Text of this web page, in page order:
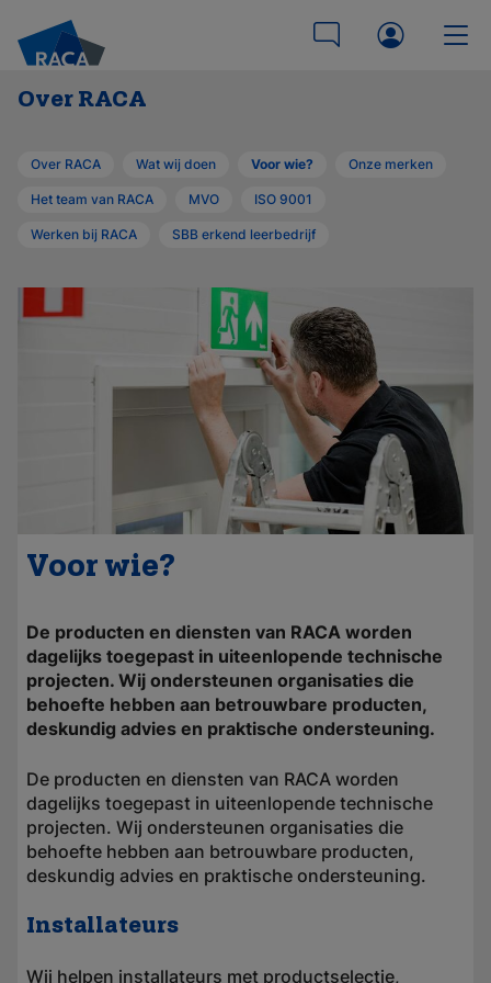
Over RACA
Over RACA Wat wij doen Voor wie? Onze merken
Het team van RACA MVO ISO 9001
Werken bij RACA SBB erkend leerbedrijf
Voor wie?
De producten en diensten van RACA worden
dagelijks toegepast in uiteenlopende technische
projecten. Wij ondersteunen organisaties die
behoefte hebben aan betrouwbare producten,
deskundig advies en praktische ondersteuning.
De producten en diensten van RACA worden
dagelijks toegepast in uiteenlopende technische
projecten. Wij ondersteunen organisaties die
behoefte hebben aan betrouwbare producten,
deskundig advies en praktische ondersteuning.
Installateurs
Wij helpen installateurs met productselectie,